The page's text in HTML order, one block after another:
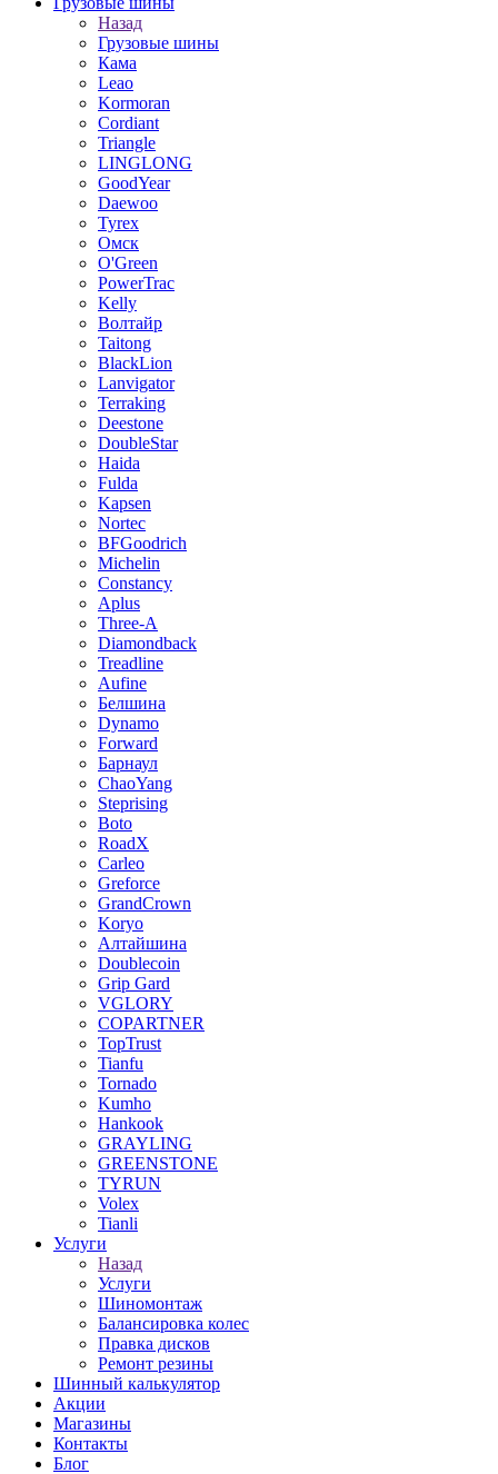
Назад
Грузовые шины
Кама
Leao
Kormoran
Cordiant
Triangle
LINGLONG
GoodYear
Daewoo
Tyrex
Омск
O'Green
PowerTrac
Kelly
Волтайр
Taitong
BlackLion
Lanvigator
Terraking
Deestone
DoubleStar
Haida
Fulda
Kapsen
Nortec
BFGoodrich
Michelin
Constancy
Aplus
Three-A
Diamondback
Treadline
Aufine
Белшина
Dynamo
Forward
Барнаул
ChaoYang
Steprising
Boto
RoadX
Carleo
Greforce
GrandCrown
Koryo
Алтайшина
Doublecoin
Grip Gard
VGLORY
COPARTNER
TopTrust
Tianfu
Tornado
Kumho
Hankook
GRAYLING
GREENSTONE
TYRUN
Volex
Tianli
Услуги
Назад
Услуги
Шиномонтаж
Балансировка колес
Правка дисков
Ремонт резины
Шинный калькулятор
Акции
Магазины
Контакты
Блог